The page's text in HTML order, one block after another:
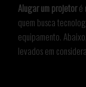
Alugar um projetoré
quem busca
equipamento.
levados em